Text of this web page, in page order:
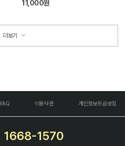
11,000원
더보기
FAQ 이용약관 개인정보취급방침
1668-1570